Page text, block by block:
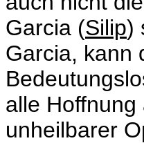
Garcia (Silip)
Garcia, kann
alle
unheilbarer